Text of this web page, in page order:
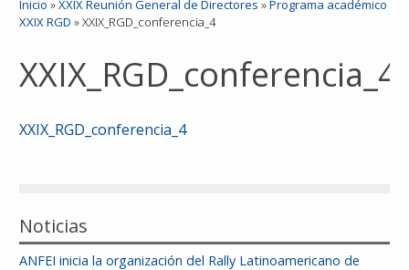
Miembros
Reuniones y Conferencias
Publicaciones
Inicio »XXIX Reunión General de Directores »Programa académico
XXIX RGD »XXIX_RGD_conferencia_4
XXIX_RGD_conferencia_4
XXIX_RGD_conferencia_4
Noticias
ANFEI inicia la organización del Rally Latinoamericano de